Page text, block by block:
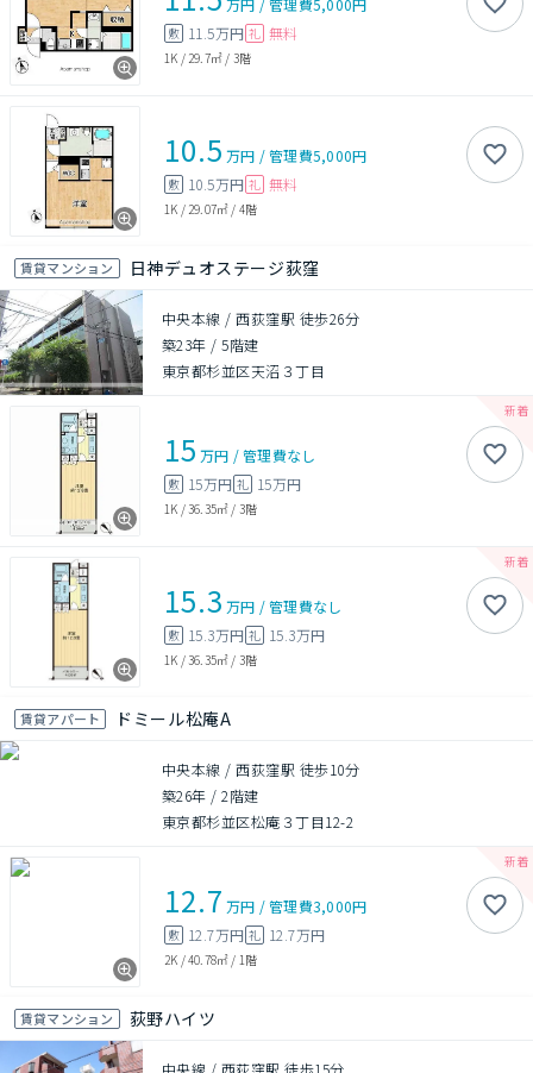
敷 11.5万円 礼 無料
1K / 29.7㎡ / 3階
10.5 万円 /管理費5,000円
敷 10.5万円 礼 無料
1K / 29.07㎡ / 4階
賃貸マンション 日神デュオステージ荻窪
中央本線 / 西荻窪駅 徒歩26分
築23年 /5階建
東京都杉並区天沼３丁目
15 万円 /管理費なし
敷 15万円 礼 15万円
1K /36.35㎡ / 3階
15.3 万円 /管理費なし
敷 15.3万円 礼 15.3万円
1K /36.35㎡ / 3階
賃貸アパート ドミール松庵A
中央本線 / 西荻窪駅 徒歩10分
築26年 /2階建
東京都杉並区松庵３丁目12-2
12.7 万円 /管理費3,000円
敷 12.7万円 礼 12.7万円
2K /40.78㎡ / 1階
賃貸マンション 荻野ハイツ
中央線 / 西荻窪駅 徒歩15分